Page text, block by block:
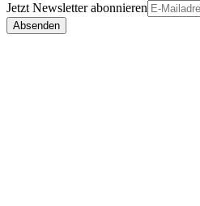
Jetzt Newsletterabonnieren
Absenden